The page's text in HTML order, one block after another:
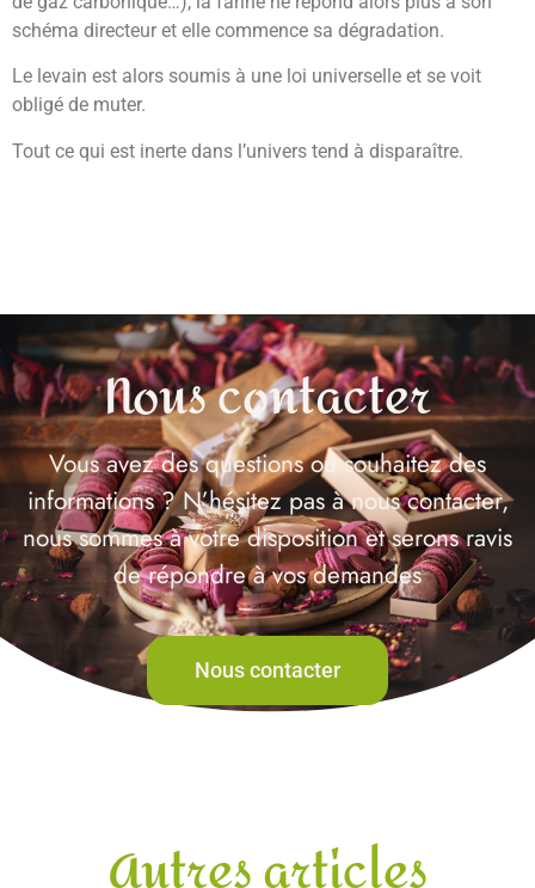
schéma directeur et elle commence sa dégradation.
Le levain est alors soumis à une loi universelle et se voit
obligé de muter.
Tout ce qui est inerte dans l’univers tend à disparaître.
Nous contacter
Vous avez des questions ou souhaitez des
informations ? N’hésitez pas à nous contacter,
nous sommes à votre disposition et serons ravis
de répondre à vos demandes
Nous contacter